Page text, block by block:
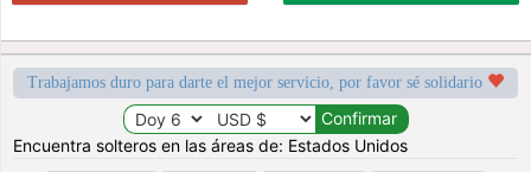
Trabajamos duro para darte el mejor servicio, por favor sé solidario
Encuentra solteros en las áreas de: Estados Unidos